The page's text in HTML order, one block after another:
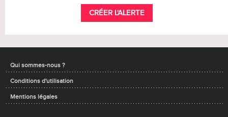
CRÉER L'ALERTE
Qui sommes-nous ?
Conditions d'utilisation
Mentions légales